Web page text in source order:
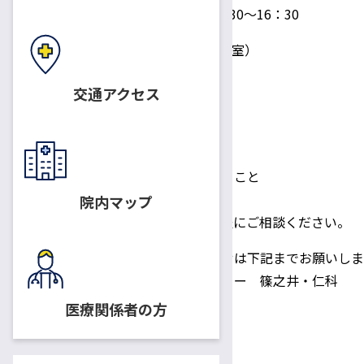
第5回 8月22日（木）13：30～16：30
場所：
中央受付1 ご相談（相談室）
相談内容
・休職・復帰に関すること
・医療保険、雇用保険に関すること
・障害年金制度に関すること
など、上記以外でもお気軽にご相談ください。
お申込み、お問合せは下記までお願いしま
がん相談支援センター 篠之井・仁科
℡0263-37-3045
交通アクセス
院内マップ
医療関係者の方